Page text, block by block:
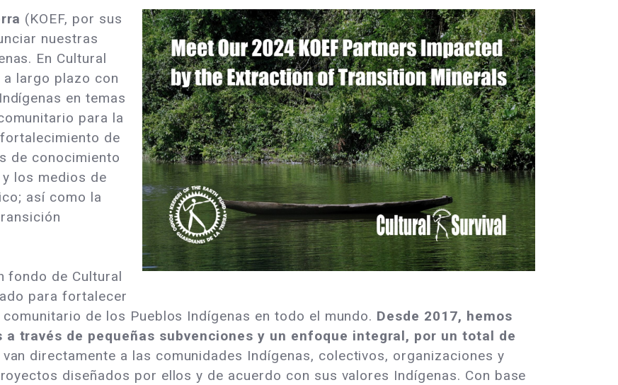
(KOEF, por sus
nuestras
En Cultural
largo plazo con
en temas
para la
de
de conocimiento
los medios de
así como la
fondo de Cultural
para fortalecer
de los Pueblos Indígenas en todo el mundo. Desde 2017, hemos
través de pequeñas subvenciones y un enfoque integral, por un total de
directamente a las comunidades Indígenas, colectivos, organizaciones y
diseñados por ellos y de acuerdo con sus valores Indígenas. Con base